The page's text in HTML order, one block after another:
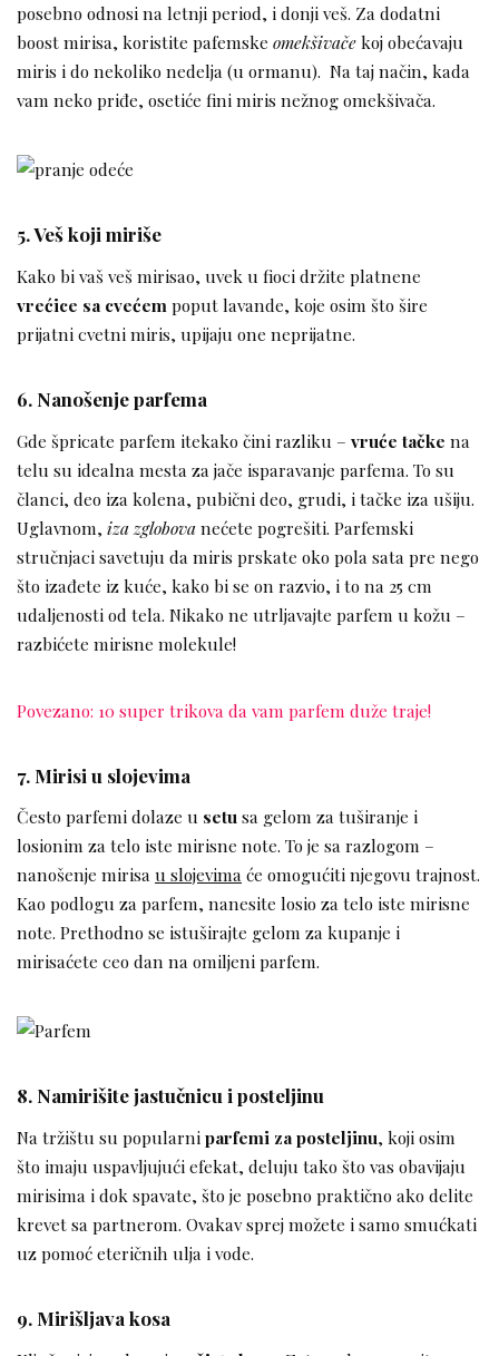
posebno odnosi na letnji period, i donji veš. Za dodatni
boost mirisa, koristite pafemske omekšivačekoj obećavaju
miris i do nekoliko nedelja (u ormanu). Na taj način, kada
vam neko priđe, osetiće fini miris nežnog omekšivača.
5. Veš koji miriše
Kako bi vaš veš mirisao, uvek u fioci držite platnene
vrećice sa cvećem poput lavande, koje osim što šire
prijatni cvetni miris, upijaju one neprijatne.
6. Nanošenje parfema
Gde špricate parfem itekako čini razliku – vruće tačke na
telu su idealna mesta za jače isparavanje parfema. To su
članci, deo iza kolena, pubični deo, grudi, i tačke iza ušiju.
Uglavnom, iza zglobovanećete pogrešiti. Parfemski
stručnjaci savetuju da miris prskate oko pola sata pre nego
što izađete iz kuće, kako bi se on razvio, i to na 25 cm
udaljenosti od tela. Nikako ne utrljavajte parfem u kožu –
razbićete mirisne molekule!
Povezano: 10 super trikova da vam parfem duže traje!
7. Mirisi u slojevima
Često parfemi dolaze u setusa gelom za tuširanje i
losionim za telo iste mirisne note. To je sa razlogom –
nanošenje mirisau slojevimaće omogućiti njegovu trajnost.
Kao podlogu za parfem, nanesite losio za telo iste mirisne
note. Prethodno se istuširajte gelom za kupanje i
mirisaćete ceo dan na omiljeni parfem.
8. Namirišite jastučnicu i posteljinu
Na tržištu su popularniparfemi za posteljinu, koji osim
što imaju uspavljujući efekat, deluju tako što vas obavijaju
mirisima i dok spavate, što je posebno praktično ako delite
krevet sa partnerom. Ovakav sprej možete i samo smućkati
uz pomoć eteričnih ulja i vode.
9. Mirišljava kosa